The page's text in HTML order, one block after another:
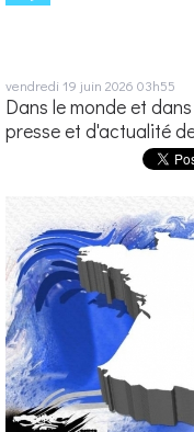
vendredi 19 juin 2026 03h55
Dans le monde et
presse et d'actualité